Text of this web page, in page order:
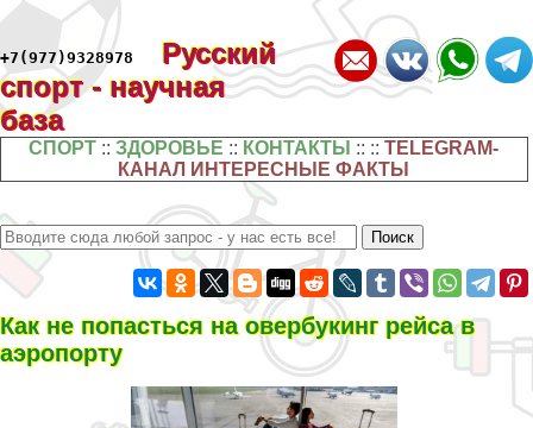
+7(977)9328978
Русский
спорт - научная
база
СПОРТ ::ЗДОРОВЬЕ :: КОНТАКТЫ :: ::TELEGRAM-
КАНАЛ ИНТЕРЕСНЫЕ ФАКТЫ
Как не попасться на овербукинг рейса в
аэропорту